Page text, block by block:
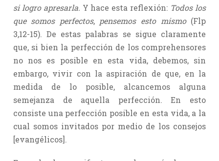
si logro apresarla. Y hace esta reflexión: Todos los
que somos perfectos,pensemos esto mismo (Flp
3,12-15). De estas palabras se sigue claramente
que, si bien la perfección de los comprehensores
no nos es posible en esta vida, debemos, sin
embargo, vivir con la aspiración de que, en la
medida de lo posible, alcancemos alguna
semejanza de aquella perfección. En esto
consiste una perfección posible en esta vida, a la
cual somos invitados por medio de los consejos
[evangélicos].